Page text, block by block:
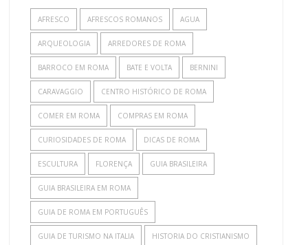
AFRESCO AFRESCOS ROMANOS AGUA
ARQUEOLOGIA ARREDORES DE ROMA
BARROCO EM ROMA BATE E VOLTA BERNINI
CARAVAGGIO CENTRO HISTÓRICO DE ROMA
COMER EM ROMA COMPRAS EM ROMA
CURIOSIDADES DE ROMA DICAS DE ROMA
ESCULTURA FLORENÇA GUIA BRASILEIRA
GUIA BRASILEIRA EM ROMA
GUIA DE ROMA EM PORTUGUÊS
GUIA DE TURISMO NA ITALIA HISTORIA DO CRISTIANISMO